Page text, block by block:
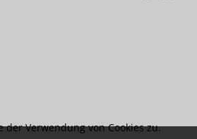
Verwendung von Cookies zu.